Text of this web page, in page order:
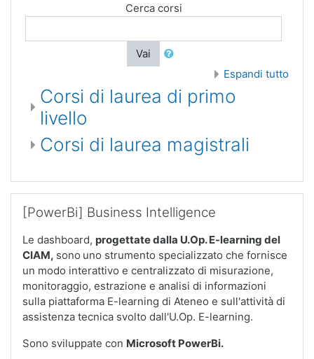
Cerca corsi
Vai
Espandi tutto
Corsi di laurea di primo
livello
Corsi di laurea magistrali
[PowerBi] Business Intelligence
Le dashboard, progettate dalla U.Op. E-learning del
CIAM, sono uno strumento specializzato che fornisce
un modo interattivo e centralizzato di misurazione,
monitoraggio, estrazione e analisi di informazioni
sulla piattaforma E-learning di Ateneo e sull'attività di
assistenza tecnica svolto dall'U.Op. E-learning.
Sono sviluppate con Microsoft PowerBi.